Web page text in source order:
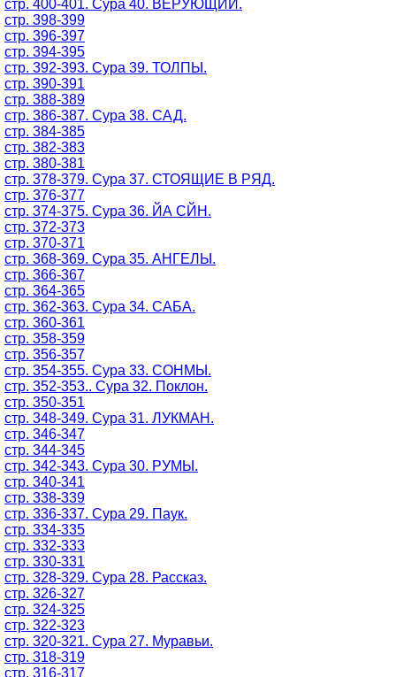
стр. 400-401. Сура 40. ВЕРУЮЩИЙ.
стр. 398-399
стр. 396-397
стр. 394-395
стр. 392-393. Сура 39. ТОЛПЫ.
стр. 390-391
стр. 388-389
стр. 386-387. Сура 38. САД.
стр. 384-385
стр. 382-383
стр. 380-381
стр. 378-379. Сура 37. СТОЯЩИЕ В РЯД.
стр. 376-377
стр. 374-375. Сура 36. ЙА СЙН.
стр. 372-373
стр. 370-371
стр. 368-369. Сура 35. АНГЕЛЫ.
стр. 366-367
стр. 364-365
стр. 362-363. Сура 34. САБА.
стр. 360-361
стр. 358-359
стр. 356-357
стр. 354-355. Сура 33. СОНМЫ.
стр. 352-353.. Сура 32. Поклон.
стр. 350-351
стр. 348-349. Сура 31. ЛУКМАН.
стр. 346-347
стр. 344-345
стр. 342-343. Сура 30. РУМЫ.
стр. 340-341
стр. 338-339
стр. 336-337. Сура 29. Паук.
стр. 334-335
стр. 332-333
стр. 330-331
стр. 328-329. Сура 28. Рассказ.
стр. 326-327
стр. 324-325
стр. 322-323
стр. 320-321. Сура 27. Муравьи.
стр. 318-319
стр. 316-317